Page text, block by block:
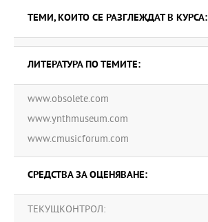
ТЕМИ, КОИТО СЕ РАЗГЛЕЖДАТ В КУРСА:
ЛИТЕРАТУРА ПО ТЕМИТЕ:
www.obsolete.com
www.ynthmuseum.com
www.cmusicforum.com
СРЕДСТВА ЗА ОЦЕНЯВАНЕ:
ТЕКУЩКОНТРОЛ: